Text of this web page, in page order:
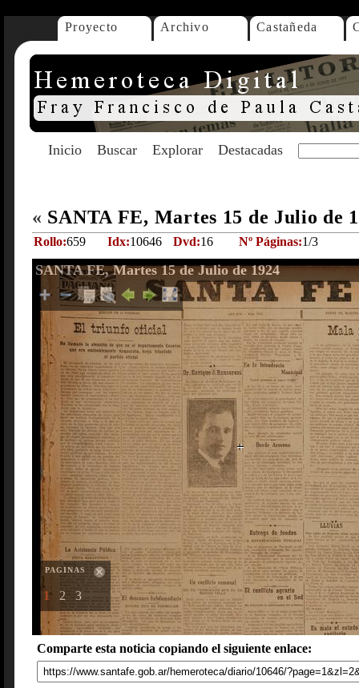
Proyecto Archivo Castañeda
Inicio Buscar Explorar Destacadas
« SANTA FE, Martes 15 de Julio de
Rollo:659 Idx:10646 Dvd:16 Nº Páginas:1/3
SANTA FE, Martes 15 de Julio de 1924
PAGINAS
1 2 3
Comparte esta noticia copiando el siguiente enlace: